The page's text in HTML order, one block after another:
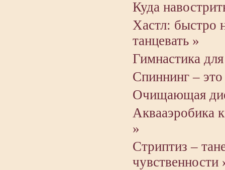
Куда
Хастл: быстро
танцевать »
Гимнастика
Спиннинг –
Очищающая
Аквааэробика
»
Стриптиз –
чувственности